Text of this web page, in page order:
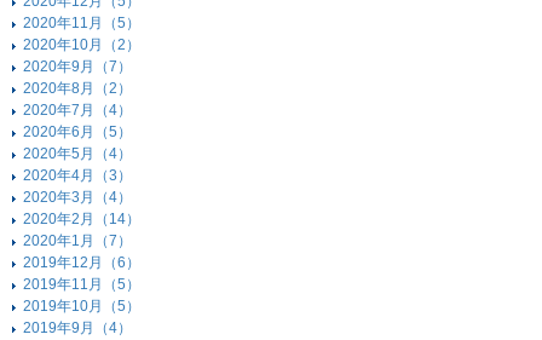
2020年11月（5）
2020年10月（2）
2020年9月（7）
2020年8月（2）
2020年7月（4）
2020年6月（5）
2020年5月（4）
2020年4月（3）
2020年3月（4）
2020年2月（14）
2020年1月（7）
2019年12月（6）
2019年11月（5）
2019年10月（5）
2019年9月（4）